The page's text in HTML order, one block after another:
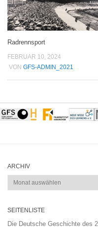
Radrennsport
FEBRUAR 10, 2024
VON GFS-ADMIN_2021
ARCHIV
Archiv
SEITENLISTE
Die Deutsche Geschichte des